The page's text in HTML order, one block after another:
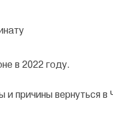
в 2022 году.
причины вернуться